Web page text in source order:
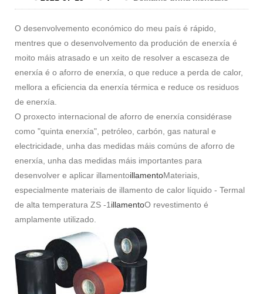
O desenvolvemento económico do meu país é rápido,
mentres que o desenvolvemento da produción de enerxía é
moito máis atrasado e un xeito de resolver a escaseza de
enerxía é o aforro de enerxía, o que reduce a perda de calor,
mellora a eficiencia da enerxía térmica e reduce os residuos
de enerxía.
O proxecto internacional de aforro de enerxía considérase
como "quinta enerxía", petróleo, carbón, gas natural e
electricidade, unha das medidas máis comúns de aforro de
enerxía, unha das medidas máis importantes para
desenvolver e aplicar illamentoillamentoMateriais,
especialmente materiais de illamento de calor líquido - Termal
de alta temperatura ZS -1 illamentoO revestimento é
amplamente utilizado.